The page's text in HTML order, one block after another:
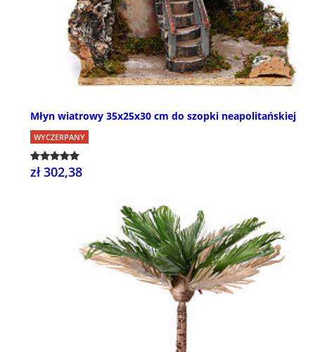
Młyn wiatrowy 35x25x30 cm do szopki neapolitańskiej
WYCZERPANY
zł 302,38